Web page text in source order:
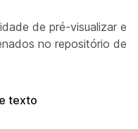
de pré-visualizar e
no repositório de
texto